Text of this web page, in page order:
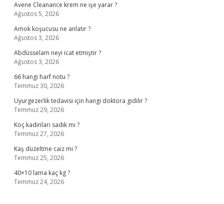
Avene Cleanance krem ne işe yarar ?
Ağustos 5, 2026
Amok koşucusu ne anlatır ?
Ağustos 3, 2026
Abdüsselam neyi icat etmiştir ?
Ağustos 3, 2026
66 hangi harf notu ?
Temmuz 30, 2026
Uyurgezerlik tedavisi için hangi doktora gidilir ?
Temmuz 29, 2026
Koç kadınları sadık mı ?
Temmuz 27, 2026
Kaş düzeltme caiz mi ?
Temmuz 25, 2026
40×10 lama kaç kg ?
Temmuz 24, 2026